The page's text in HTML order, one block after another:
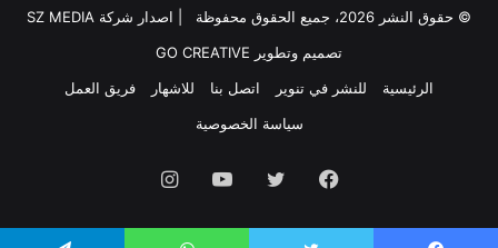
© حقوق النشر 2026، جميع الحقوق محفوظة | اصدار شركة SZ MEDIA
تصميم وتطوير GO CREATIVE
الرئيسية
للنشر في تنوير اتصل بنا للاشهار
فريق العمل
سياسة الخصوصية
فيسبوك تويتر يوتيوب